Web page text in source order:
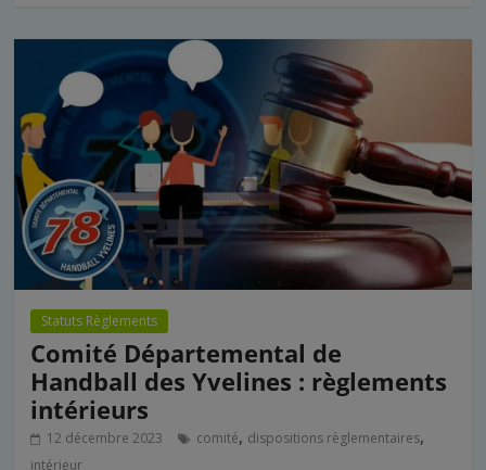
Statuts Règlements
Comité Départemental de
Handball des Yvelines : règlements
intérieurs
12 décembre 2023 comité, dispositions règlementaires,
intérieur